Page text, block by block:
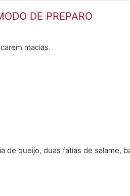
DE PREPARO
macias.
de queijo, duas fatias de salame,